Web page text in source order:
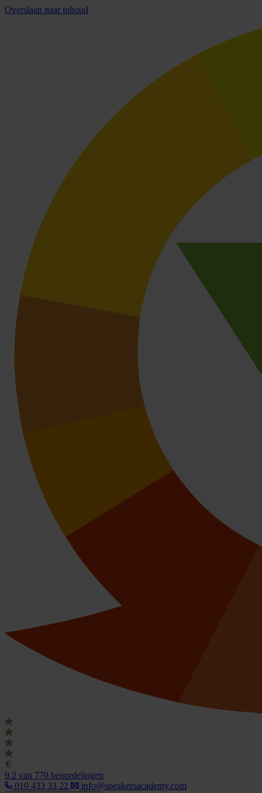
Overslaan naar inhoud
9.2 van 770 beoordelingen
010 433 33 22
info@speakersacademy.com